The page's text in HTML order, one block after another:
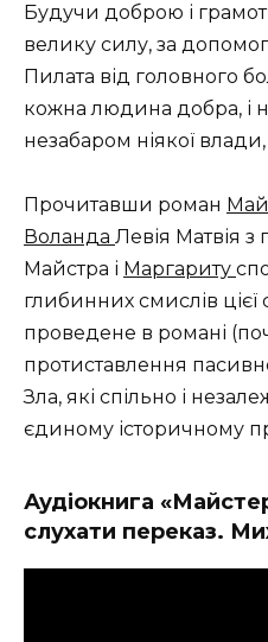
Будучи доброю і
велику силу, за
Пилата від головного
кожна людина добра, і
незабаром ніякої
Прочитавши роман
Воланда Левія Матвія
Майстра і Маргариту
глибинних смислів
проведене в романі
протиставлення
Зла, які спільно і
єдиному історичному
Аудіокнига
слухати переказ.